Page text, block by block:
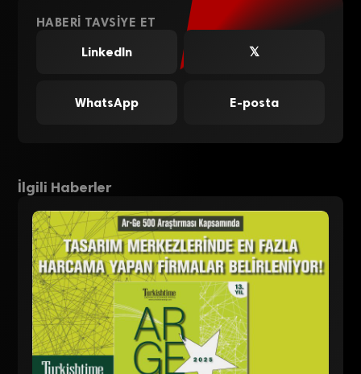
HABERI TAVSIYE ET
LinkedIn
𝕏
WhatsApp E-posta
İlgili Haberler